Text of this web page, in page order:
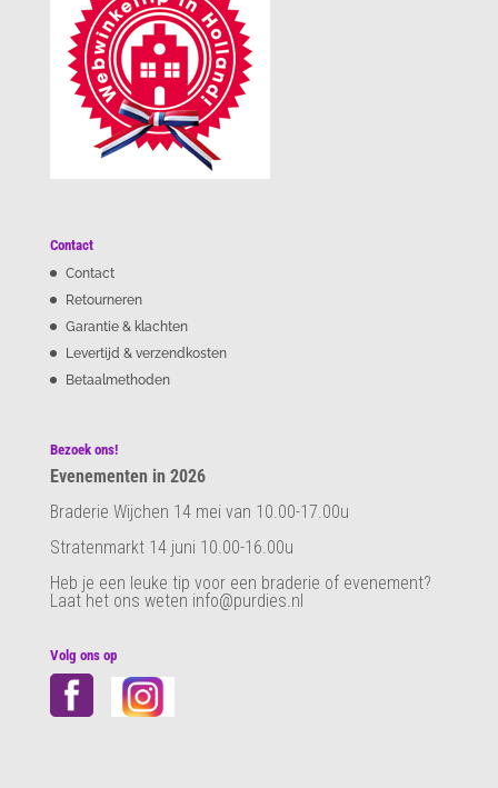
Contact
Contact
Retourneren
Garantie & klachten
Levertijd & verzendkosten
Betaalmethoden
Bezoek ons!
Evenementen in 2026
Braderie Wijchen 14 mei van 10.00-17.00u
Stratenmarkt 14 juni 10.00-16.00u
Heb je een leuke tip voor een braderie of evenement?
Laat het ons weten info@purdies.nl
Volg ons op